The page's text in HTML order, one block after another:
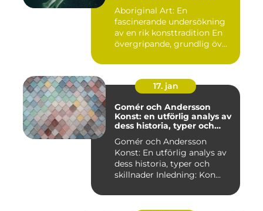
Aboriginal Art: En
fascinerande undersökning
av en rik konsttradition En
övergripande, grundlig öv...
17. jan
Gomér och Andersson
Konst: en utförlig analys av
dess historia, typer och
Gomér och Andersson
Konst: En utförlig analys av
dess historia, typer och
skillnader Inledning: Kon...